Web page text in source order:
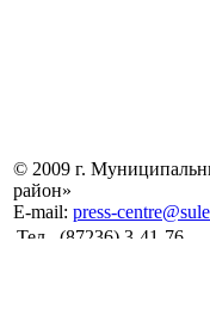
© 2009 г.
район»
E-mail: press-
Тел.
(87236) 3-41-76